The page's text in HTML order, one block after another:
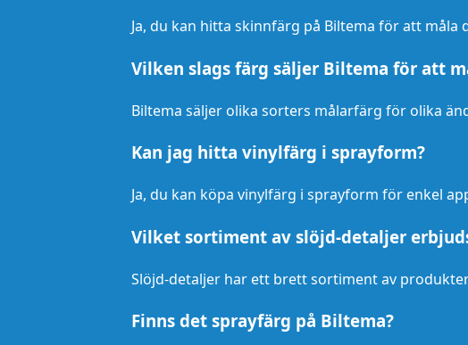
Ja, du kan hitta skinnfärg på Biltema för att måla
Vilken slags färg säljer Biltema för att
Biltema säljer olika sorters målarfärg för olika
Kan jag hitta vinylfärg i sprayform?
Ja, du kan köpa vinylfärg i sprayform för enkel
Vilket sortiment av slöjd-detaljer
Slöjd-detaljer har ett brett sortiment av
Finns det sprayfärg på Biltema?